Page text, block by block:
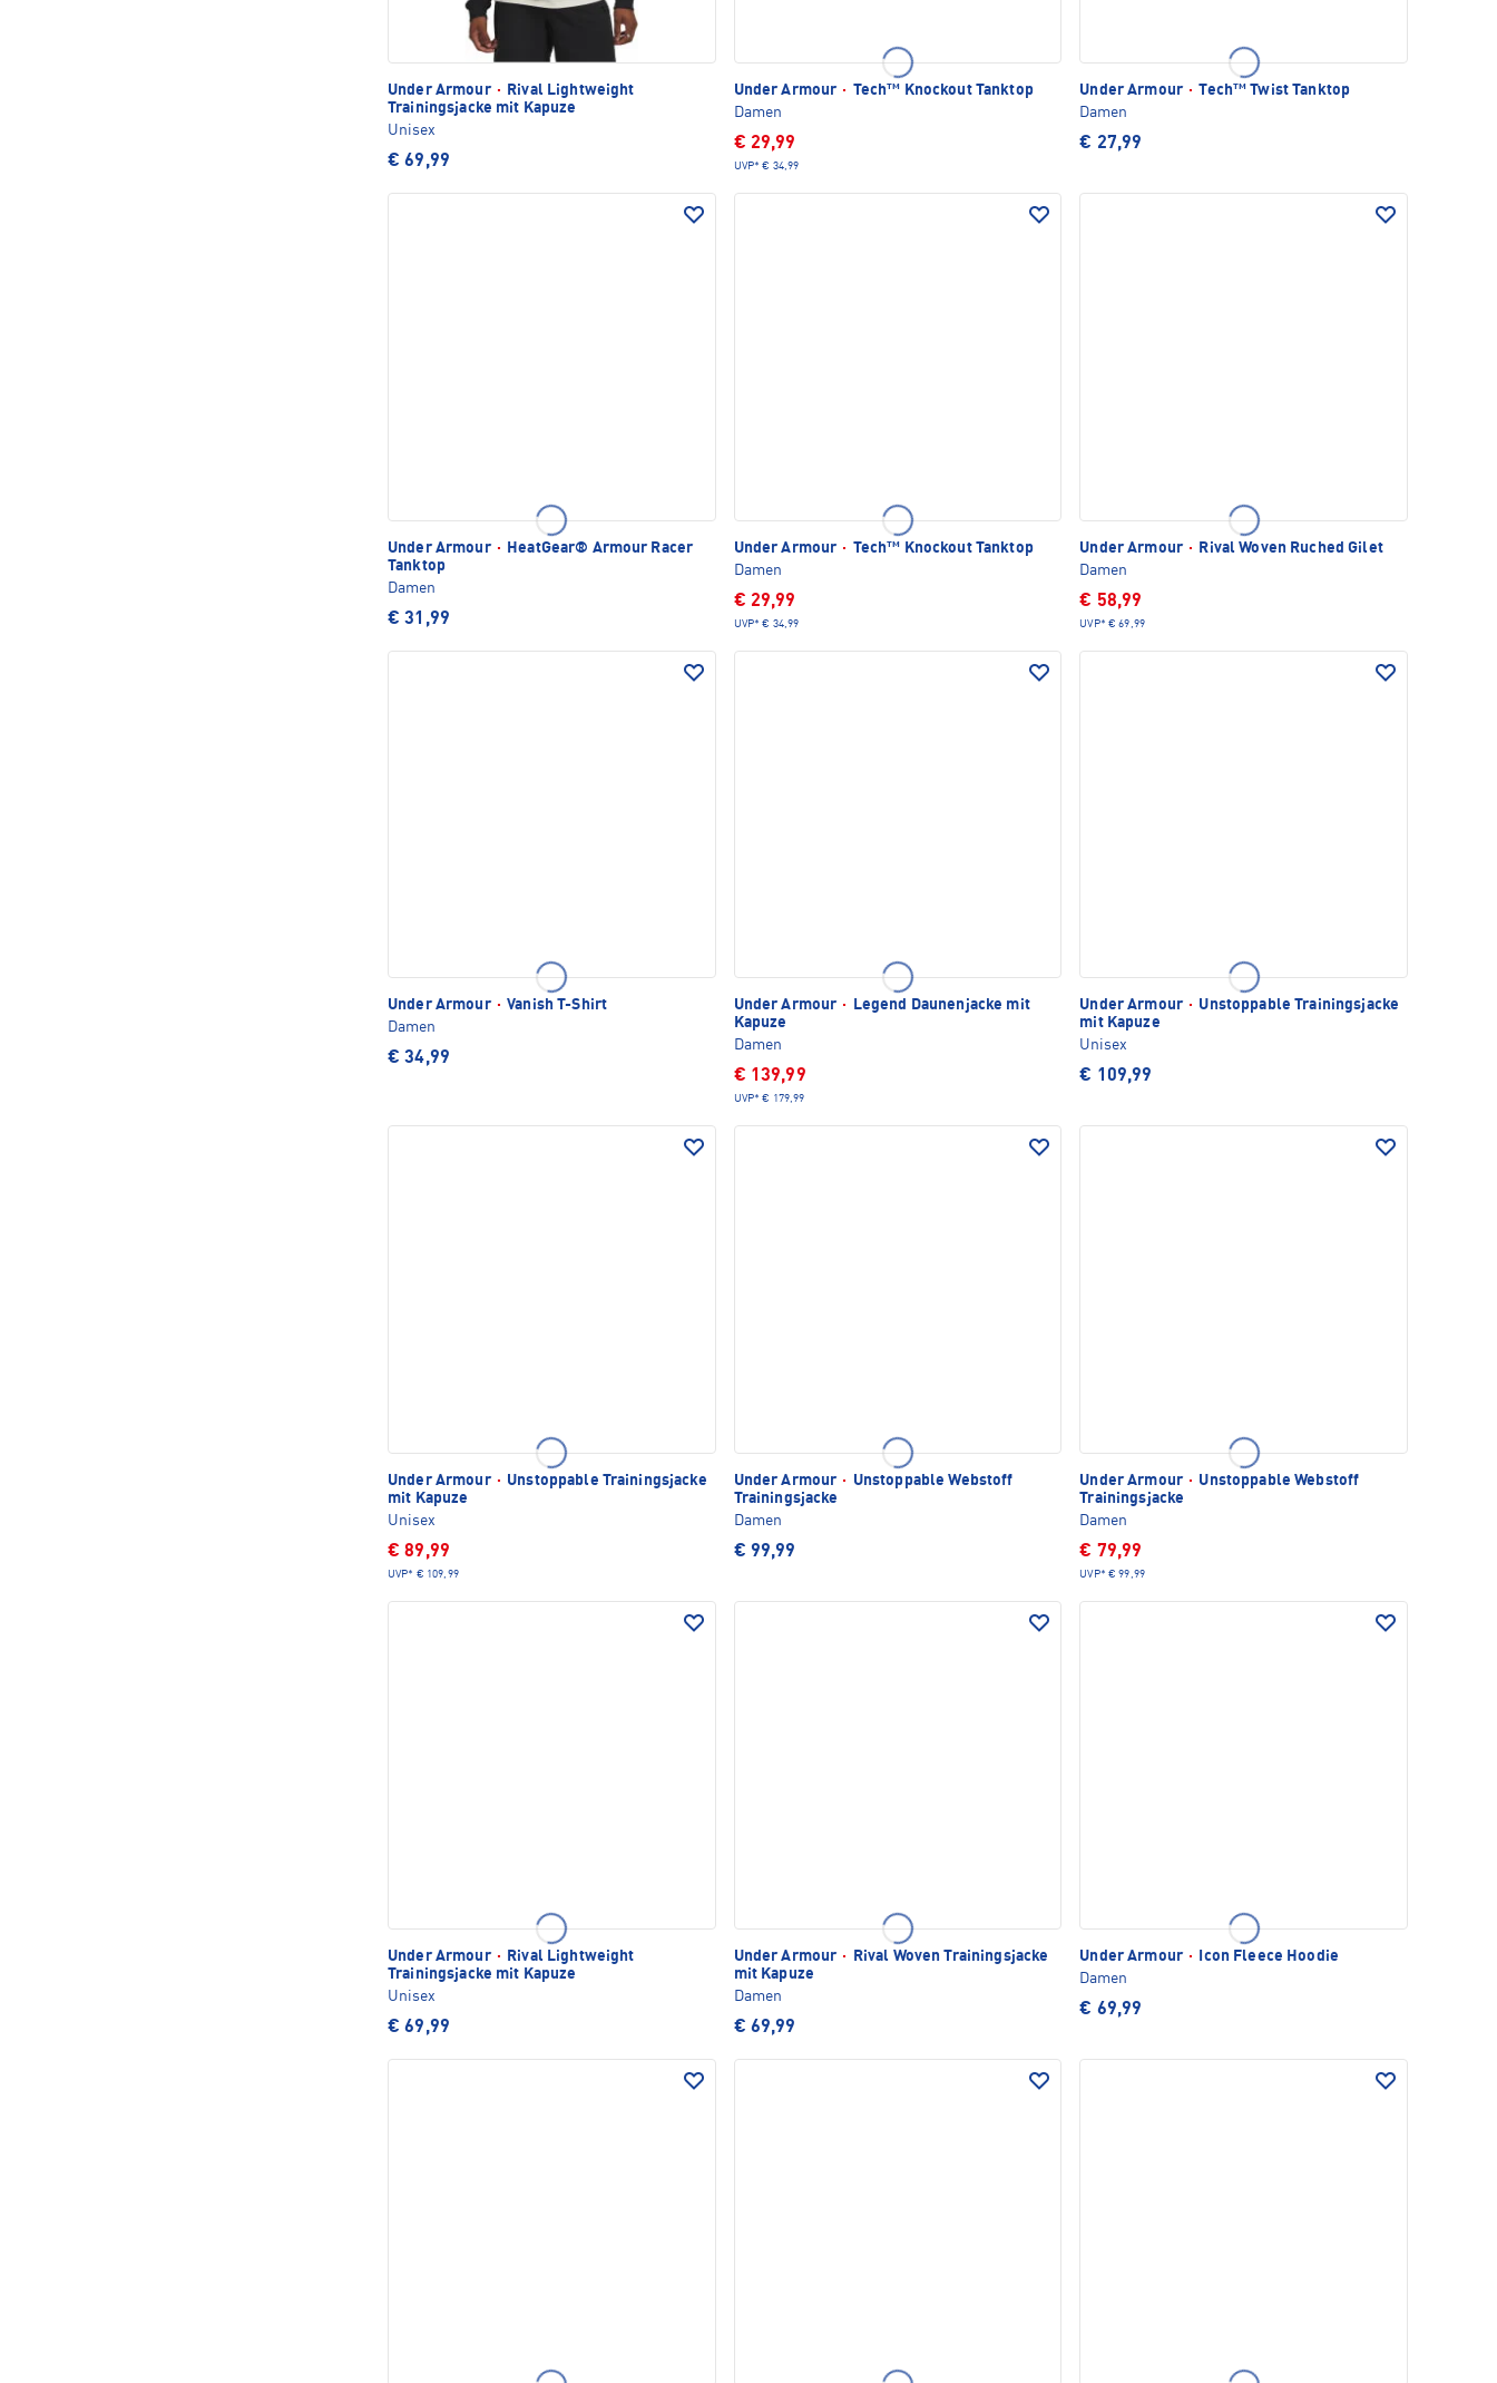
Under Armour ·
Rival Lightweight
Trainingsjacke mit Kapuze
Unisex
€ 69,99
Under Armour · Tech™ Knockout Tanktop
Damen
€ 29,99
UVP* € 34,99
Under Armour · Tech™ Twist Tanktop
Damen
€ 27,99
Under Armour ·
HeatGear® Armour Racer
Tanktop
Damen
€ 31,99
Under Armour · Tech™ Knockout Tanktop
Damen
€ 29,99
UVP* € 34,99
Under Armour ·
Rival Woven Ruched Gilet
Damen
€ 58,99
UVP* € 69,99
Under Armour · Vanish T-Shirt
Damen
€ 34,99
Under Armour ·
Legend Daunenjacke mit
Kapuze
Damen
€ 139,99
UVP* € 179,99
Under Armour · Unstoppable Trainingsjacke
mit Kapuze
Unisex
€ 109,99
Under Armour · Unstoppable Trainingsjacke
mit Kapuze
Unisex
€ 89,99
UVP* € 109,99
Under Armour · Unstoppable Webstoff
Trainingsjacke
Damen
€ 99,99
Under Armour · Unstoppable Webstoff
Trainingsjacke
Damen
€ 79,99
UVP* € 99,99
Under Armour ·
Rival Lightweight
Trainingsjacke mit Kapuze
Unisex
€ 69,99
Under Armour ·
Rival Woven Trainingsjacke
mit Kapuze
Damen
€ 69,99
Under Armour ·
Icon Fleece Hoodie
Damen
€ 69,99